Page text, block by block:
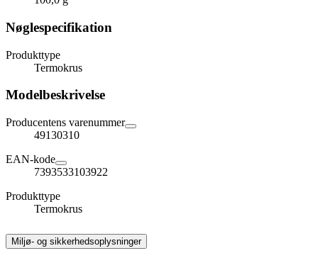
Nøglespecifikation
Produkttype
Termokrus
Modelbeskrivelse
Producentens varenummer
49130310
EAN-kode
7393533103922
Produkttype
Termokrus
Miljø- og sikkerhedsoplysninger